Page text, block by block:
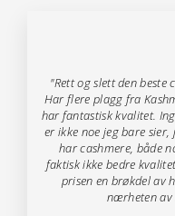
"Rett og slett den beste
Har flere plagg fra
har fantastisk kvalitet.
er ikke noe jeg bare
har cashmere, både
faktisk ikke bedre
prisen en brøkdel av
nærheten av